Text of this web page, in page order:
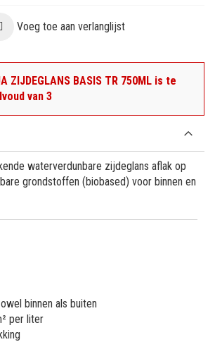
Voeg toe aan verlanglijst
ZIJDEGLANS BASIS TR 750ML is te
van 3
waterverdunbare zijdeglans aflak op
grondstoffen (biobased) voor binnen en
binnen als buiten
per liter